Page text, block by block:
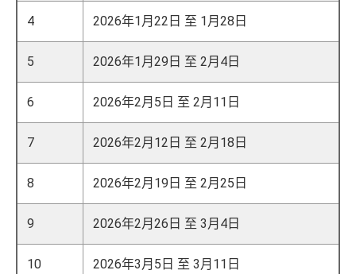
4 2026年1月22日 至 1月28日
5 2026年1月29日 至 2月4日
6 2026年2月5日 至 2月11日
7 2026年2月12日 至 2月18日
8 2026年2月19日 至 2月25日
9 2026年2月26日 至 3月4日
10 2026年3月5日 至 3月11日